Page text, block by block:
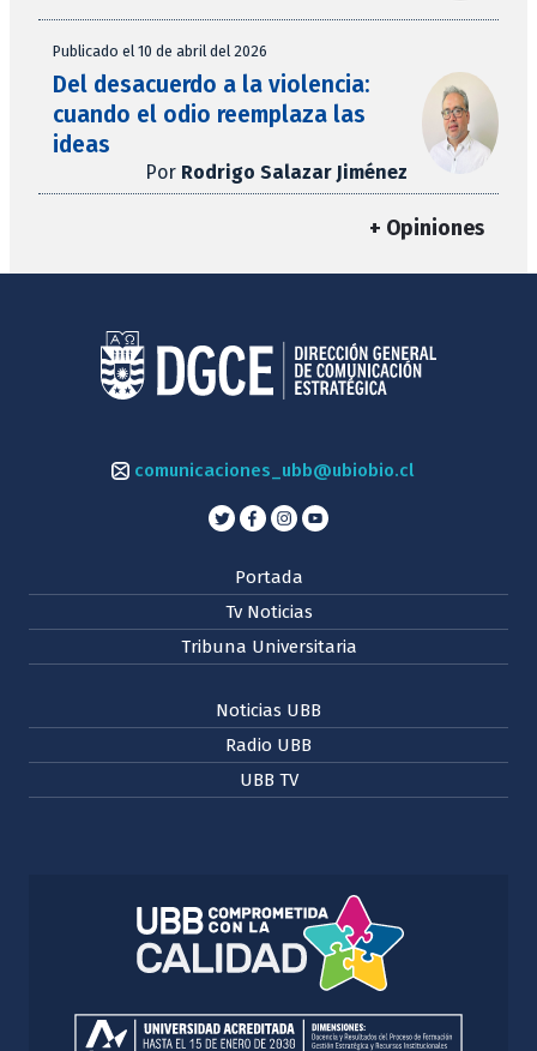
Publicado el 10 de abril del 2026
Del desacuerdo a la violencia:
cuando el odio reemplaza las
ideas
Por Rodrigo Salazar Jiménez
+ Opiniones
comunicaciones_ubb@ubiobio.cl
Portada
Tv Noticias
Tribuna Universitaria
Noticias UBB
Radio UBB
UBB TV